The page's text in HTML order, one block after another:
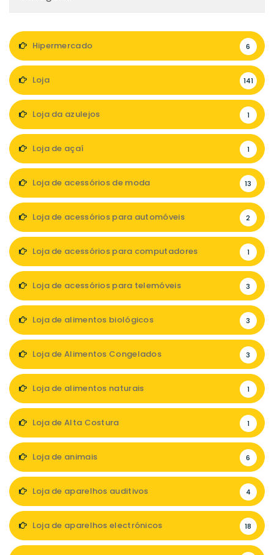
Hipermercado 6
Loja 141
Loja da azulejos 1
Loja de açaí 1
Loja de acessórios de moda 13
Loja de acessórios para automóveis 2
Loja de acessórios para computadores 1
Loja de acessórios para telemóveis 3
Loja de alimentos biológicos 3
Loja de Alimentos Congelados 3
Loja de alimentos naturais 1
Loja de Alta Costura 1
Loja de animais 6
Loja de aparelhos auditivos 4
Loja de aparelhos electrónicos 18